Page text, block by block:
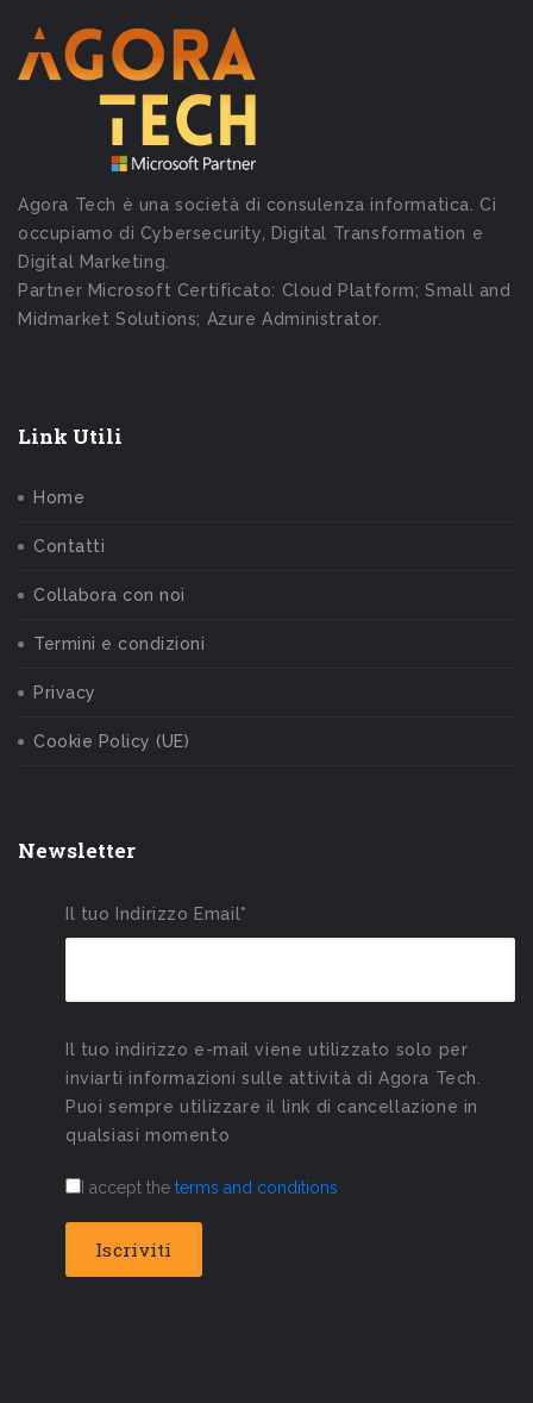
Agora Tech è una società di consulenza informatica. Ci
occupiamo di Cybersecurity, Digital Transformation e
Digital Marketing.
Partner Microsoft Certificato: Cloud Platform; Small and
Midmarket Solutions; Azure Administrator.
Link Utili
Home
Contatti
Collabora con noi
Termini e condizioni
Privacy
Cookie Policy (UE)
Newsletter
Il tuo Indirizzo Email*
Il tuo indirizzo e-mail viene utilizzato solo per
inviarti informazioni sulle attività di Agora Tech.
Puoi sempre utilizzare il link di cancellazione in
qualsiasi momento
I accept the terms and conditions